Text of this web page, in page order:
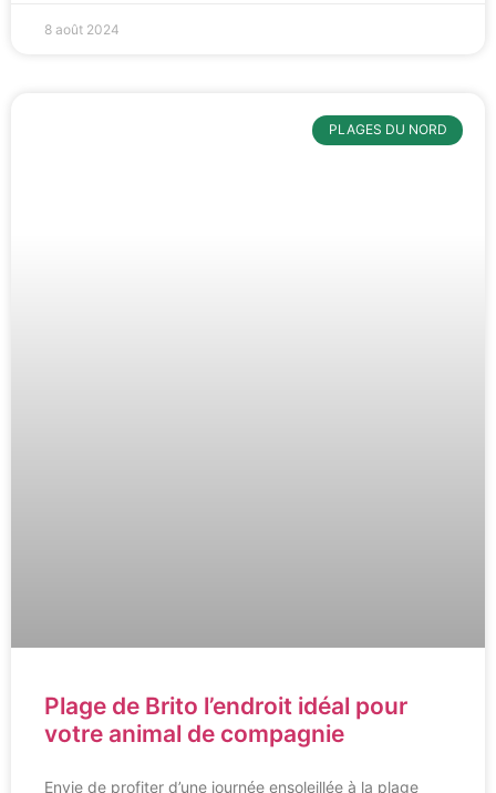
8 août 2024
PLAGES DU NORD
Plage de Brito l’endroit idéal pour
votre animal de compagnie
Envie de profiter d’une journée ensoleillée à la plage